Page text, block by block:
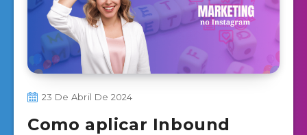
23 De Abril De 2024
Como aplicar Inbound